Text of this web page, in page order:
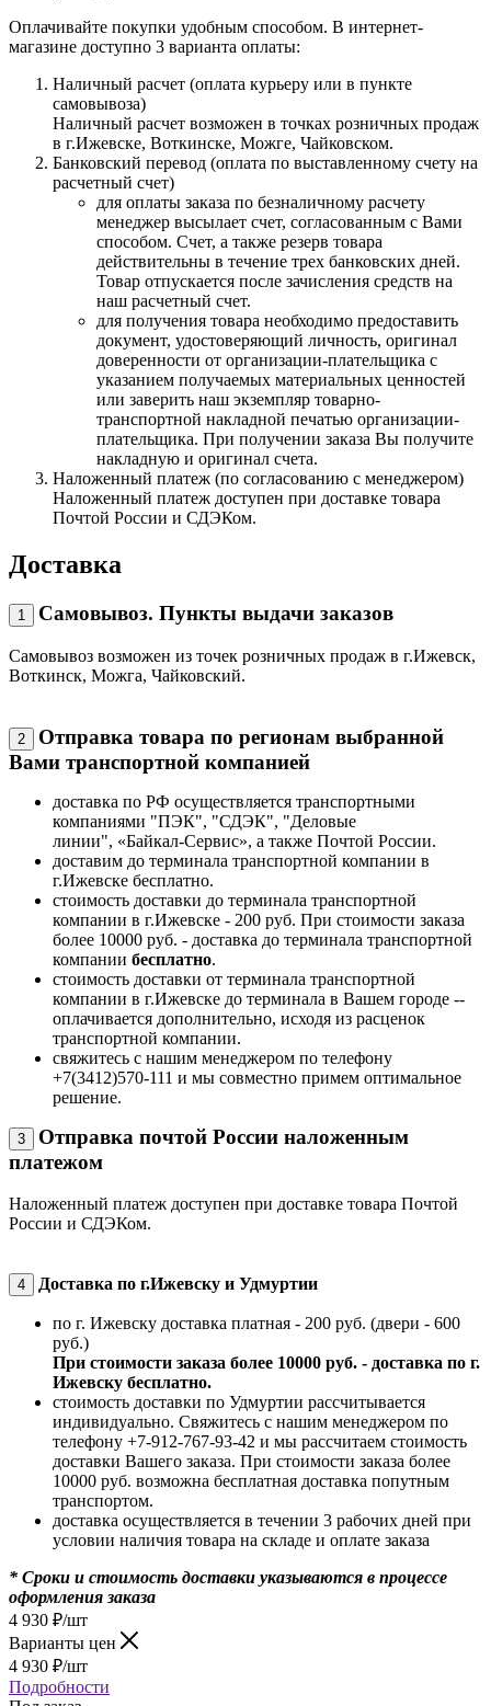
Оплачивайте покупки удобным способом. В интернет-
магазине доступно 3 варианта оплаты:
Наличный расчет (оплата курьеру или в пункте
самовывоза)
Наличный расчет возможен в точках розничных продаж
в г.Ижевске, Воткинске, Можге, Чайковском.
Банковский перевод (оплата по выставленному счету на
расчетный счет)
для оплаты заказа по безналичному расчету
менеджер высылает счет, согласованным с Вами
способом. Счет, а также резерв товара
действительны в течение трех банковских дней.
Товар отпускается после зачисления средств на
наш расчетный счет.
для получения товара необходимо предоставить
документ, удостоверяющий личность, оригинал
доверенности от организации-плательщика с
указанием получаемых материальных ценностей
или заверить наш экземпляр товарно-
транспортной накладной печатью организации-
плательщика. При получении заказа Вы получите
накладную и оригинал счета.
Наложенный платеж (по согласованию с менеджером)
Наложенный платеж доступен при доставке товара
Почтой России и СДЭКом.
Доставка
1 Самовывоз. Пункты выдачи заказов
Самовывоз возможен из точек розничных продаж в г.Ижевск,
Воткинск, Можга, Чайковский.
2
Отправка товара по регионам выбранной
Вами транспортной компанией
доставка по РФ осуществляется транспортными
компаниями "ПЭК", "СДЭК", "Деловые
линии", «Байкал-Сервис», а также Почтой России.
доставим до терминала транспортной компании в
г.Ижевске бесплатно.
стоимость доставки до терминала транспортной
компании в г.Ижевске - 200 руб. При стоимости заказа
более 10000 руб. - доставка до терминала транспортной
компании бесплатно.
стоимость доставки от терминала транспортной
компании в г.Ижевске до терминала в Вашем городе --
оплачивается дополнительно, исходя из расценок
транспортной компании.
свяжитесь с нашим менеджером по телефону
+7(3412)570-111 и мы совместно примем оптимальное
решение.
3
Отправка почтой России наложенным
платежом
Наложенный платеж доступен при доставке товара Почтой
России и СДЭКом.
4 Доставка по г.Ижевску и Удмуртии
по г. Ижевску доставка платная - 200 руб. (двери - 600
руб.)
При стоимости заказа более 10000 руб. - доставка по г.
Ижевску бесплатно.
стоимость доставки по Удмуртии рассчитывается
индивидуально. Свяжитесь с нашим менеджером по
телефону +7-912-767-93-42 и мы рассчитаем стоимость
доставки Вашего заказа. При стоимости заказа более
10000 руб. возможна бесплатная доставка попутным
транспортом.
доставка осуществляется в течении 3 рабочих дней при
условии наличия товара на складе и оплате заказа
* Сроки и стоимость доставки указываются в процессе
оформления заказа
4 930 ₽/шт
Варианты цен
4 930 ₽/шт
Подробности